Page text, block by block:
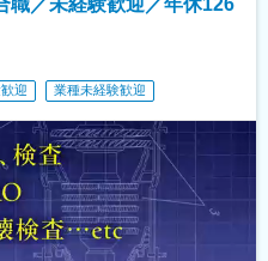
迎 業種未経験歓迎